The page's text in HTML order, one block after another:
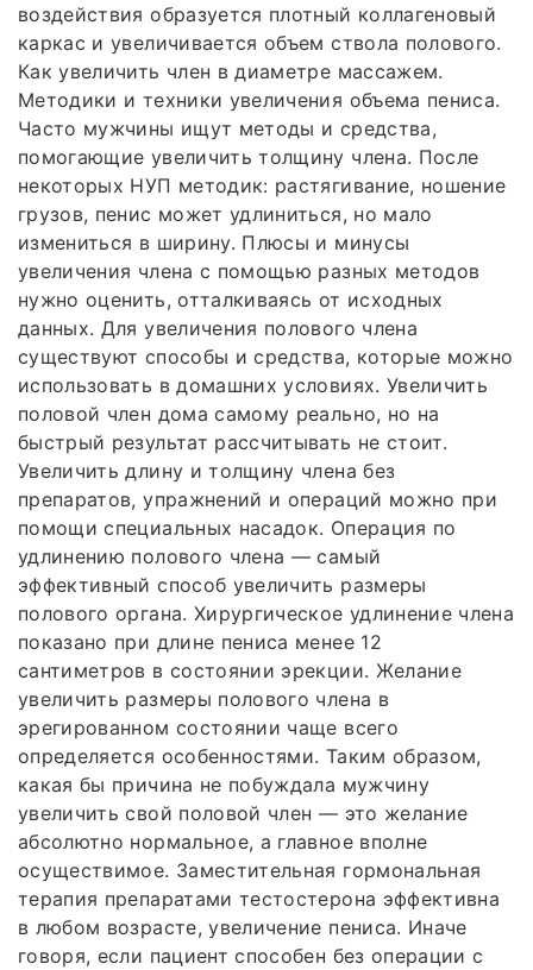
воздействия образуется плотный коллагеновый
каркас и увеличивается объем ствола полового.
Как увеличить член в диаметре массажем.
Методики и техники увеличения объема пениса.
Часто мужчины ищут методы и средства,
помогающие увеличить толщину члена. После
некоторых НУП методик: растягивание, ношение
грузов, пенис может удлиниться, но мало
измениться в ширину. Плюсы и минусы
увеличения члена с помощью разных методов
нужно оценить, отталкиваясь от исходных
данных. Для увеличения полового члена
существуют способы и средства, которые можно
использовать в домашних условиях. Увеличить
половой член дома самому реально, но на
быстрый результат рассчитывать не стоит.
Увеличить длину и толщину члена без
препаратов, упражнений и операций можно при
помощи специальных насадок. Операция по
удлинению полового члена — самый
эффективный способ увеличить размеры
полового органа. Хирургическое удлинение члена
показано при длине пениса менее 12
сантиметров в состоянии эрекции. Желание
увеличить размеры полового члена в
эрегированном состоянии чаще всего
определяется особенностями. Таким образом,
какая бы причина не побуждала мужчину
увеличить свой половой член — это желание
абсолютно нормальное, а главное вполне
осуществимое. Заместительная гормональная
терапия препаратами тестостерона эффективна
в любом возрасте, увеличение пениса. Иначе
говоря, если пациент способен без операции с